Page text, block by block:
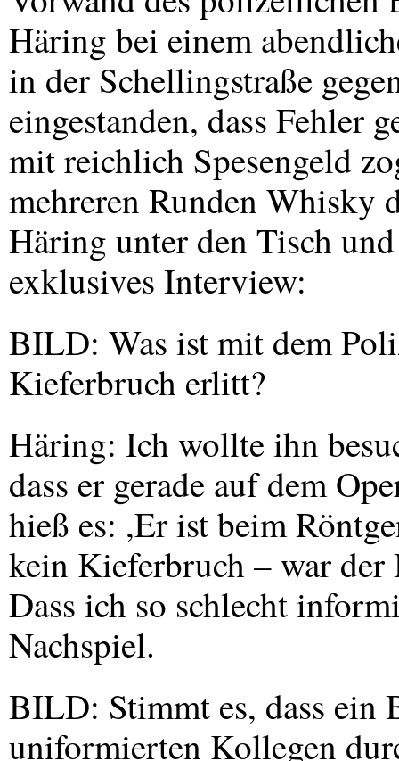
Häring bei einem
in der Schellingstraße
eingestanden, dass Fehler
mit reichlich Spesengeld
mehreren Runden Whisky
Häring unter den Tisch
exklusives Interview:
BILD: Was ist mit dem
Kieferbruch erlitt?
Häring: Ich wollte ihn
dass er gerade auf dem
hieß es: ,Er ist beim
kein Kieferbruch – war der
Dass ich so schlecht
Nachspiel.
BILD: Stimmt es, dass
uniformierten Kollegen